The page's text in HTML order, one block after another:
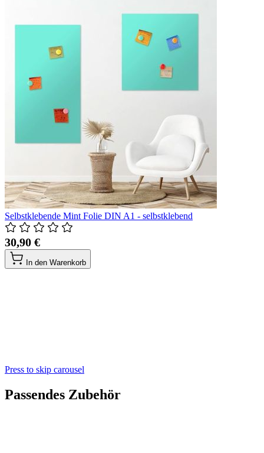
Selbstklebende Mint Folie DIN A1 - selbstklebend
30,90 €
In den Warenkorb
Press to skip carousel
Passendes Zubehör